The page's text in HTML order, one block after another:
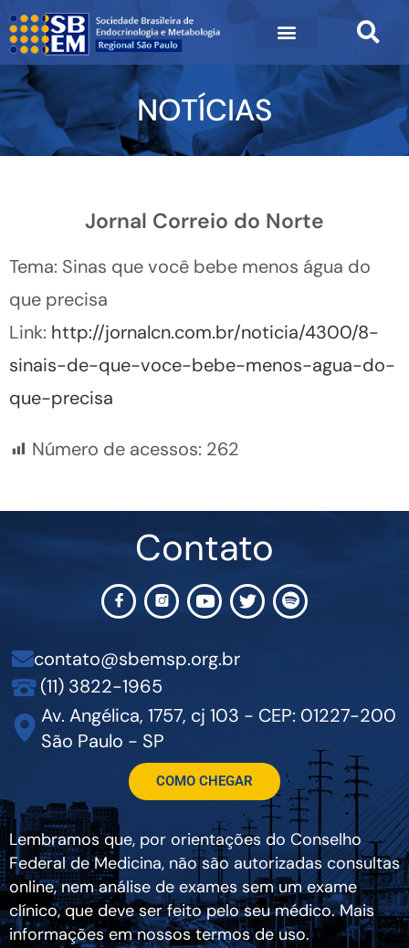
NOTÍCIAS
Jornal Correio do Norte
Tema: Sinas que você bebe menos água do
que precisa
Link: http://jornalcn.com.br/noticia/4300/8-
sinais-de-que-voce-bebe-menos-agua-do-
que-precisa
Número de acessos: 262
Contato
contato@sbemsp.org.br
(11) 3822-1965
Av. Angélica, 1757, cj 103 - CEP: 01227-200
São Paulo - SP
COMO CHEGAR
Lembramos que, por orientações do Conselho
Federal de Medicina, não são autorizadas consultas
online, nem análise de exames sem um exame
clínico, que deve ser feito pelo seu médico. Mais
informações em nossos termos de uso.